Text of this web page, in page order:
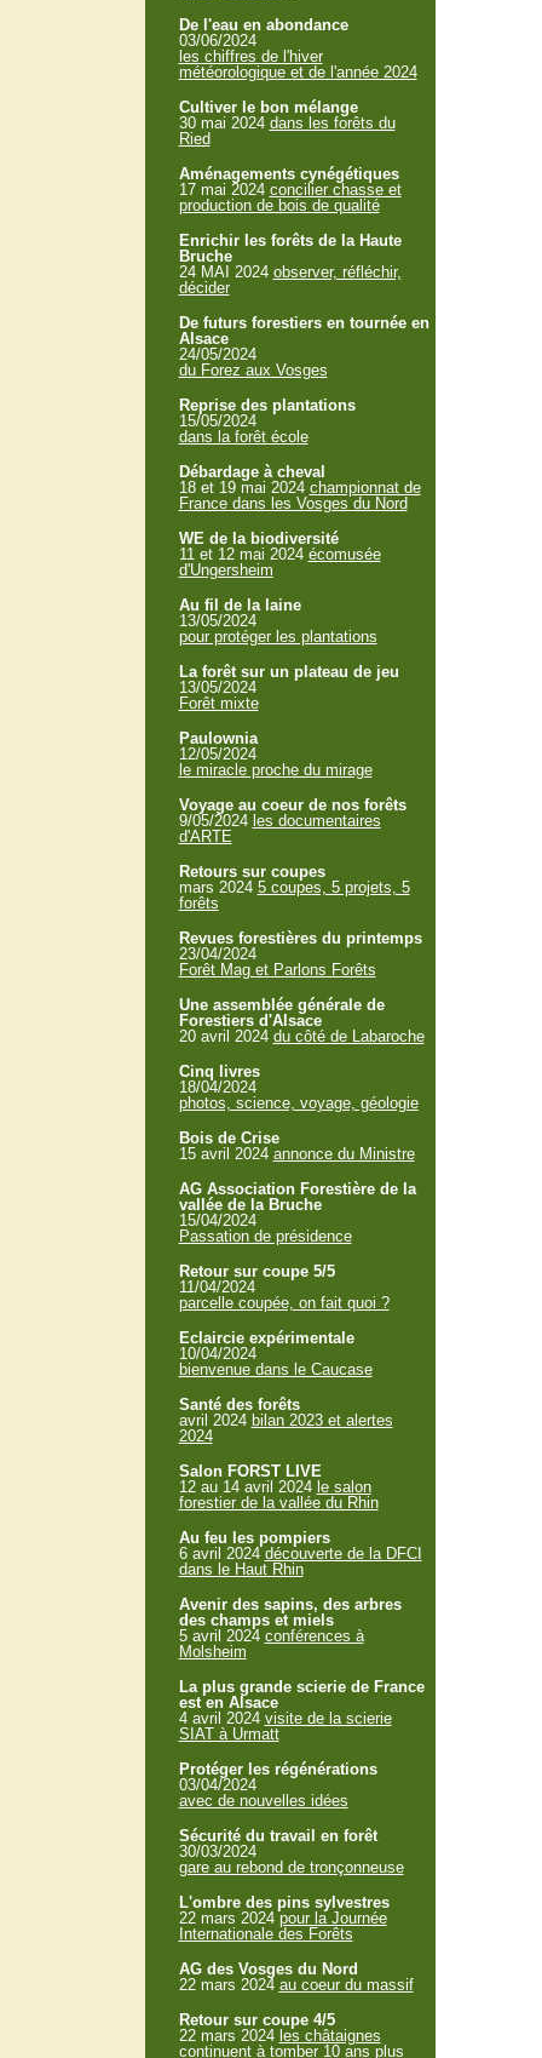
De l'eau en abondance
03/06/2024
les chiffres de l'hiver
météorologique et de l'année 2024
Cultiver le bon mélange
30 mai 2024 dans les forêts du
Ried
Aménagements cynégétiques
17 mai 2024 concilier chasse et
production de bois de qualité
Enrichir les forêts de la Haute
Bruche
24 MAI 2024 observer, réfléchir,
décider
De futurs forestiers en tournée en
Alsace
24/05/2024
du Forez aux Vosges
Reprise des plantations
15/05/2024
dans la forêt école
Débardage à cheval
18 et 19 mai 2024 championnat de
France dans les Vosges du Nord
WE de la biodiversité
11 et 12 mai 2024 écomusée
d'Ungersheim
Au fil de la laine
13/05/2024
pour protéger les plantations
La forêt sur un plateau de jeu
13/05/2024
Forêt mixte
Paulownia
12/05/2024
le miracle proche du mirage
Voyage au coeur de nos forêts
9/05/2024 les documentaires
d'ARTE
Retours sur coupes
mars 2024 5 coupes, 5 projets, 5
forêts
Revues forestières du printemps
23/04/2024
Forêt Mag et Parlons Forêts
Une assemblée générale de
Forestiers d'Alsace
20 avril 2024 du côté de Labaroche
Cinq livres
18/04/2024
photos, science, voyage, géologie
Bois de Crise
15 avril 2024 annonce du Ministre
AG Association Forestière de la
vallée de la Bruche
15/04/2024
Passation de présidence
Retour sur coupe 5/5
11/04/2024
parcelle coupée, on fait quoi ?
Eclaircie expérimentale
10/04/2024
bienvenue dans le Caucase
Santé des forêts
avril 2024 bilan 2023 et alertes
2024
Salon FORST LIVE
12 au 14 avril 2024 le salon
forestier de la vallée du Rhin
Au feu les pompiers
6 avril 2024 découverte de la DFCI
dans le Haut Rhin
Avenir des sapins, des arbres
des champs et miels
5 avril 2024 conférences à
Molsheim
La plus grande scierie de France
est en Alsace
4 avril 2024 visite de la scierie
SIAT à Urmatt
Protéger les régénérations
03/04/2024
avec de nouvelles idées
Sécurité du travail en forêt
30/03/2024
gare au rebond de tronçonneuse
L'ombre des pins sylvestres
22 mars 2024 pour la Journée
Internationale des Forêts
AG des Vosges du Nord
22 mars 2024 au coeur du massif
Retour sur coupe 4/5
22 mars 2024 les châtaignes
continuent à tomber 10 ans plus